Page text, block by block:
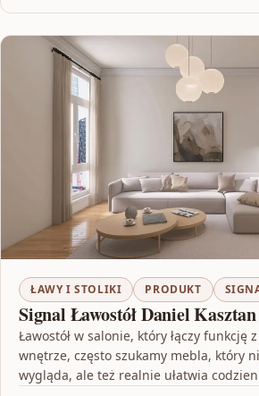
ŁAWY I STOLIKI PRODUKT
Signal Ławostół Daniel Kasztan
Ławostół w salonie, który łączy funkcję
wnętrze, często szukamy mebla, który
wygląda, ale też realnie ułatwia